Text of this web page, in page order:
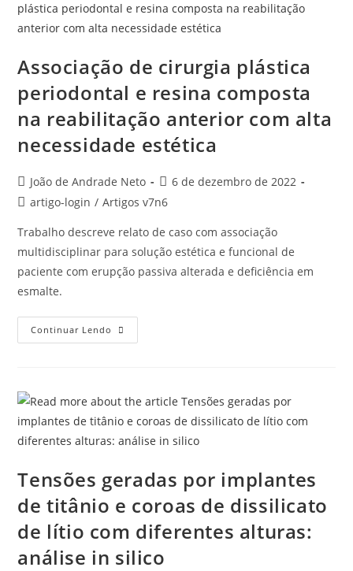
Associação de cirurgia plástica
periodontal e resina composta
na reabilitação anterior com alta
necessidade estética
João de Andrade Neto
6 de dezembro de 2022
artigo-login / Artigos v7n6
Trabalho descreve relato de caso com associação
multidisciplinar para solução estética e funcional de
paciente com erupção passiva alterada e deficiência em
esmalte.
Continuar Lendo
Tensões geradas por implantes
de titânio e coroas de dissilicato
de lítio com diferentes alturas:
análise in silico